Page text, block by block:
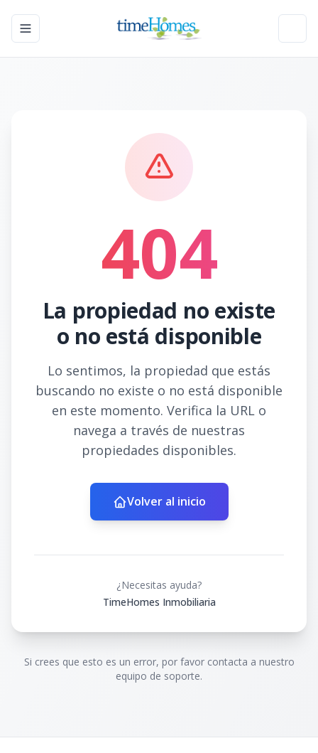
Toggle navigation menu
404
La propiedad no existe
o no está disponible
Lo sentimos, la propiedad que estás
buscando no existe o no está disponible
en este momento. Verifica la URL o
navega a través de nuestras
propiedades disponibles.
Volver al inicio
¿Necesitas ayuda?
TimeHomes Inmobiliaria
Si crees que esto es un error, por favor contacta a nuestro
equipo de soporte.